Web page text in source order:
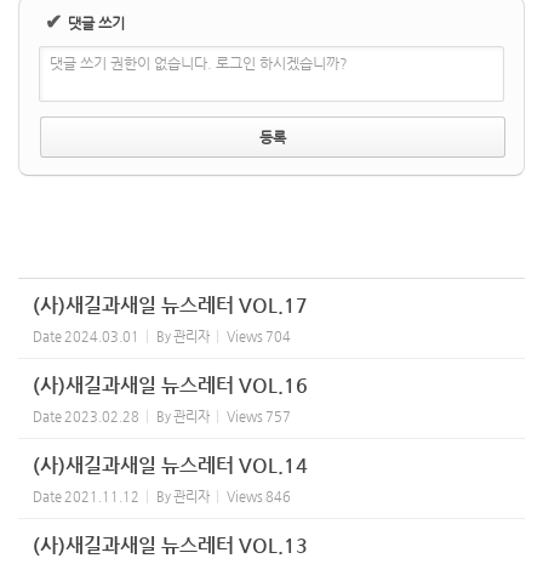
✔ 댓글 쓰기
댓글 쓰기 권한이 없습니다. 로그인 하시겠습니까?
(사)새길과새일 뉴스레터 VOL.17
Date 2024.03.01 By관리자 Views 704
(사)새길과새일 뉴스레터 VOL.16
Date 2023.02.28 By관리자 Views 757
(사)새길과새일 뉴스레터 VOL.14
Date 2021.11.12 By관리자 Views 846
(사)새길과새일 뉴스레터 VOL.13